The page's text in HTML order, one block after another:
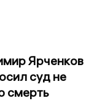
Ярченков
суд не
смерть